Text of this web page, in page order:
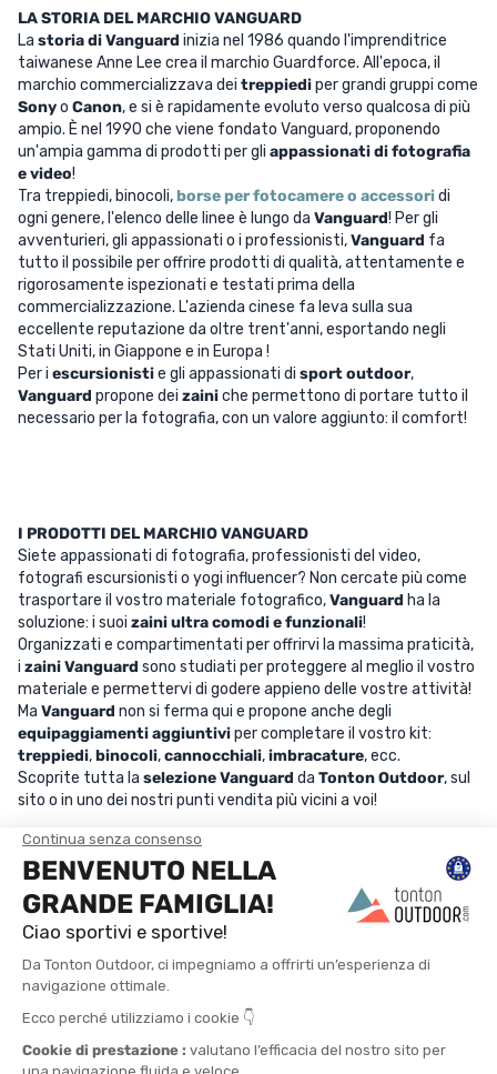
LA STORIA DEL MARCHIO VANGUARD
La storia di Vanguard inizia nel 1986 quando l'imprenditrice
taiwanese Anne Lee crea il marchio Guardforce. All'epoca, il
marchio commercializzava dei treppiediper grandi gruppi come
Sonyo Canon, e si è rapidamente evoluto verso qualcosa di più
ampio. È nel 1990 che viene fondato Vanguard, proponendo
un'ampia gamma di prodotti per gli appassionati di fotografia
e video!
Tra treppiedi, binocoli,borse per fotocamere o accessoridi
ogni genere, l'elenco delle linee è lungo da Vanguard! Per gli
avventurieri, gli appassionati o i professionisti,Vanguard fa
tutto il possibile per offrire prodotti di qualità, attentamente e
rigorosamente ispezionati e testati prima della
commercializzazione. L'azienda cinese fa leva sulla sua
eccellente reputazione da oltre trent'anni, esportando negli
Stati Uniti, in Giappone e in Europa !
Per i escursionistie gli appassionati di sport outdoor,
Vanguard propone dei zainiche permettono di portare tutto il
necessario per la fotografia, con un valore aggiunto: il comfort!
I PRODOTTI DEL MARCHIO VANGUARD
Siete appassionati di fotografia, professionisti del video,
fotografi escursionisti o yogi influencer? Non cercate più come
trasportare il vostro materiale fotografico,Vanguard ha la
soluzione: i suoi zaini ultra comodi e funzionali!
Organizzati e compartimentati per offrirvi la massima praticità,
i zaini Vanguard sono studiati per proteggere al meglio il vostro
materiale e permettervi di godere appieno delle vostre attività!
Ma Vanguard non si ferma qui e propone anche degli
equipaggiamenti aggiuntiviper completare il vostro kit:
treppiedi,binocoli,cannocchiali,imbracature, ecc.
Scoprite tutta la selezione Vanguard da Tonton Outdoor, sul
sito o in uno dei nostri punti vendita più vicini a voi!
TROVA UN NEGOZIO CONTATTACI